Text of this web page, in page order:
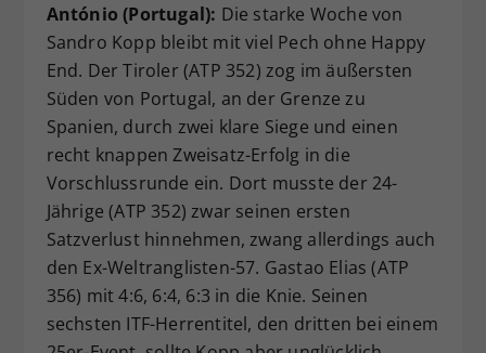
António (Portugal): Die starke Woche von
Sandro Kopp bleibt mit viel Pech ohne Happy
End. Der Tiroler (ATP 352) zog im äußersten
Süden von Portugal, an der Grenze zu
Spanien, durch zwei klare Siege und einen
recht knappen Zweisatz-Erfolg in die
Vorschlussrunde ein. Dort musste der 24-
Jährige (ATP 352) zwar seinen ersten
Satzverlust hinnehmen, zwang allerdings auch
den Ex-Weltranglisten-57. Gastao Elias (ATP
356) mit 4:6, 6:4, 6:3 in die Knie. Seinen
sechsten ITF-Herrentitel, den dritten bei einem